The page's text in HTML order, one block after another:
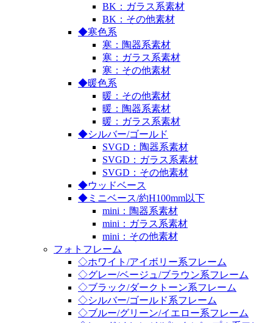
BK：ガラス系素材
BK：その他素材
◆寒色系
寒：陶器系素材
寒：ガラス系素材
寒：その他素材
◆暖色系
暖：その他素材
暖：陶器系素材
暖：ガラス系素材
◆シルバー/ゴールド
SVGD：陶器系素材
SVGD：ガラス系素材
SVGD：その他素材
◆ウッドベース
◆ミニベース/約H100mm以下
mini：陶器系素材
mini：ガラス系素材
mini：その他素材
フォトフレーム
◇ホワイト/アイボリー系フレーム
◇グレー/ベージュ/ブラウン系フレーム
◇ブラック/ダークトーン系フレーム
◇シルバー/ゴールド系フレーム
◇ブルー/グリーン/イエロー系フレーム